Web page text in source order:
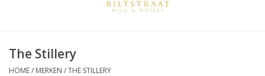
Gin & Tonic
The Stillery
HOME/ MERKEN /THE STILLERY